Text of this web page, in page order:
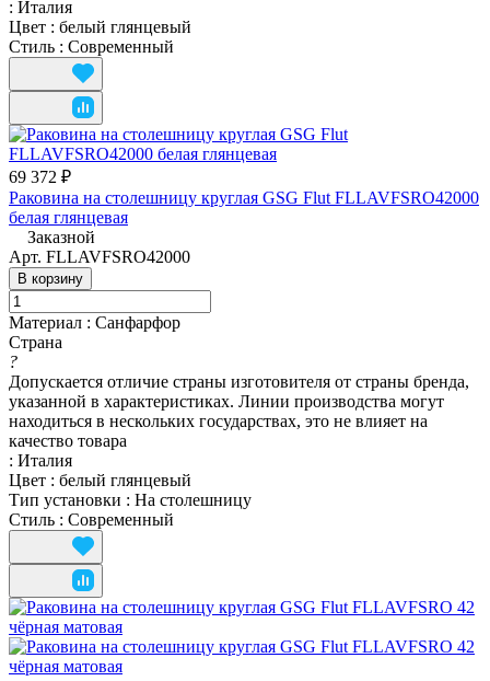
: Италия
Цвет : белый глянцевый
Стиль : Современный
69 372 ₽
Раковина на столешницу круглая GSG Flut FLLAVFSRO42000
белая глянцевая
Заказной
Арт. FLLAVFSRO42000
В корзину
Материал : Санфарфор
Страна
?
Допускается отличие страны изготовителя от страны бренда,
указанной в характеристиках. Линии производства могут
находиться в нескольких государствах, это не влияет на
качество товара
: Италия
Цвет : белый глянцевый
Тип установки : На столешницу
Стиль : Современный